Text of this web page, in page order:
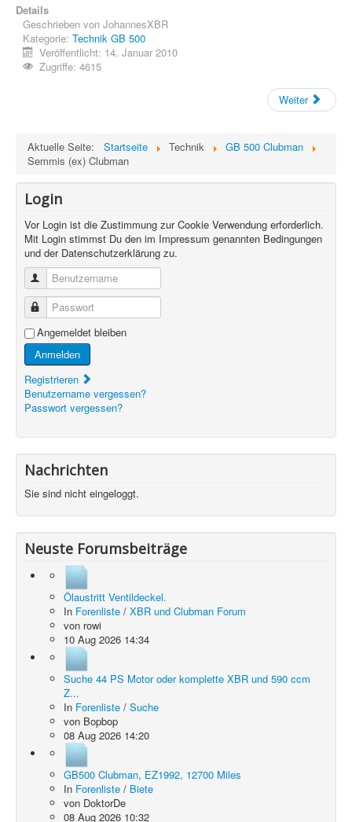
Details
Geschrieben von JohannesXBR
Kategorie: Technik GB 500
Veröffentlicht: 14. Januar 2010
Zugriffe: 4615
Weiter
Aktuelle Seite: Startseite Technik
GB 500 Clubman
Semmis (ex) Clubman
Login
Vor Login ist die Zustimmung zur Cookie Verwendung erforderlich.
Mit Login stimmst Du den im Impressum genannten Bedingungen
und der Datenschutzerklärung zu.
Benutzername
Passwort
Angemeldet bleiben
Anmelden
Registrieren
Benutzername vergessen?
Passwort vergessen?
Nachrichten
Sie sind nicht eingeloggt.
Neuste Forumsbeiträge
Ölaustritt Ventildeckel.
In Forenliste / XBR und Clubman Forum
von rowi
10 Aug 2026 14:34
Suche 44 PS Motor oder komplette XBR und 590 ccm
Z...
In Forenliste / Suche
von Bopbop
08 Aug 2026 14:20
GB500 Clubman, EZ1992, 12700 Miles
In Forenliste / Biete
von DoktorDe
08 Aug 2026 10:32